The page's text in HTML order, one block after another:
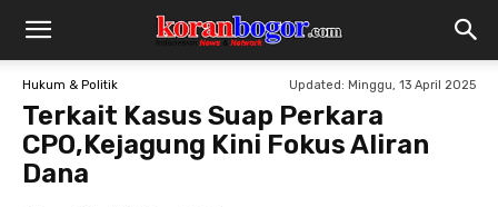
Hukum & Politik Updated: Minggu, 13 April 2025
Terkait Kasus Suap Perkara
CPO,Kejagung Kini Fokus Aliran
Dana